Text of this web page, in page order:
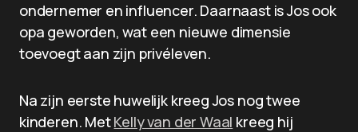
ondernemer en influencer. Daarnaast is Jos ook
opa geworden, wat een nieuwe dimensie
toevoegt aan zijn privéleven.
Na zijn eerste huwelijk kreeg Jos nog twee
kinderen. MetKelly van der Waal kreeg hij